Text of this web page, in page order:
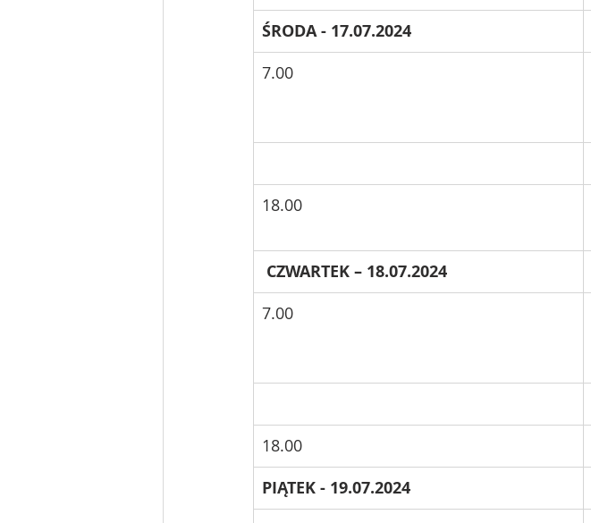
ŚRODA - 17.07.2024
7.00
18.00
CZWARTEK – 18.07.2024
7.00
18.00
PIĄTEK - 19.07.2024